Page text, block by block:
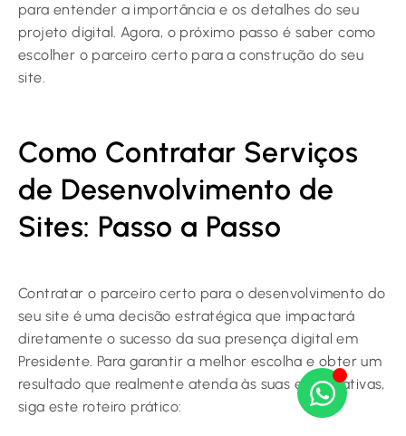
para entender a importância e os detalhes do seu
projeto digital. Agora, o próximo passo é saber como
escolher o parceiro certo para a construção do seu
site.
Como Contratar Serviços
de Desenvolvimento de
Sites: Passo a Passo
Contratar o parceiro certo para o desenvolvimento do
seu site é uma decisão estratégica que impactará
diretamente o sucesso da sua presença digital em
Presidente. Para garantir a melhor escolha e obter um
resultado que realmente atenda às suas expectativas,
siga este roteiro prático: